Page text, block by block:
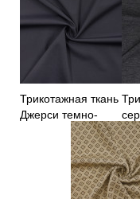
Трикотажная ткань
Джерси темно-
синего цвета